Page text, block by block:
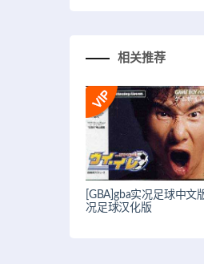
相关推荐
[GBA]gba实况足球中文
况足球汉化版